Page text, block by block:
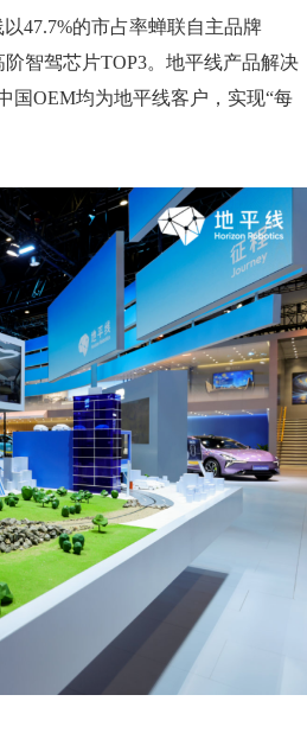
47.7%的市占率蝉联自主品牌
智驾芯片TOP3。地平线产品解决
国OEM均为地平线客户，实现“每